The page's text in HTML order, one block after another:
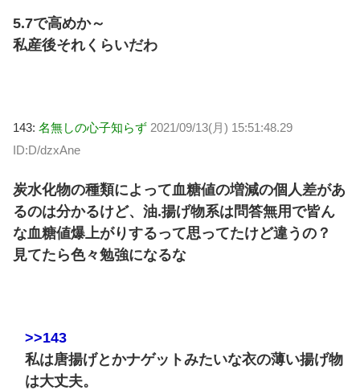
5.7で高めか～
私産後それくらいだわ
143: 名無しの心子知らず 2021/09/13(月) 15:51:48.29
ID:D/dzxAne
炭水化物の種類によって血糖値の増減の個人差があ
るのは分かるけど、油.揚げ物系は問答無用で皆ん
な血糖値爆上がりするって思ってたけど違うの？
見てたら色々勉強になるな
>>143
私は唐揚げとかナゲットみたいな衣の薄い揚げ物
は大丈夫。